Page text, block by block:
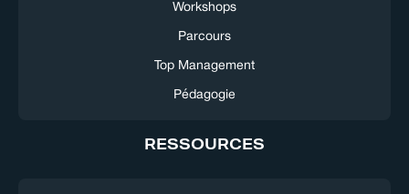
Workshops
Parcours
Top Management
Pédagogie
RESSOURCES